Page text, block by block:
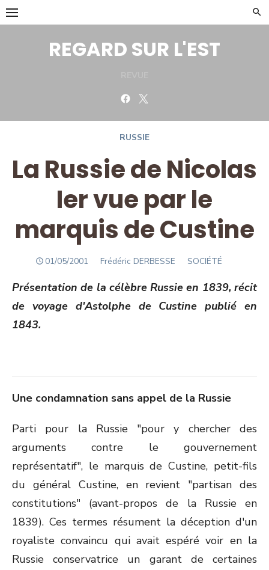
Skip
to
REGARD SUR L'EST
Facebook
RUSSIE
La Russie de Nicolas
Ier vue par le
marquis de Custine
POSTED
01/05/2001 Author
Frédéric DERBESSE SOCIÉTÉ
Présentation de la célèbre Russie en 1839, récit
de voyage d'Astolphe de Custine publié en
1843.
Une condamnation sans appel de la Russie
Parti pour la Russie "pour y chercher des
arguments contre le gouvernement
représentatif", le marquis de Custine, petit-fils
du général Custine, en revient "partisan des
constitutions" (avant-propos de la Russie en
1839). Ces termes résument la déception d'un
royaliste convaincu qui avait espéré voir en la
Russie conservatrice un garant de certaines